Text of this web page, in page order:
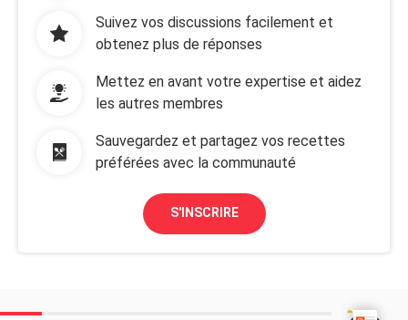
Suivez vos discussions facilement et
obtenez plus de réponses
Mettez en avant votre expertise et aidez
les autres membres
Sauvegardez et partagez vos recettes
préférées avec la communauté
S'INSCRIRE